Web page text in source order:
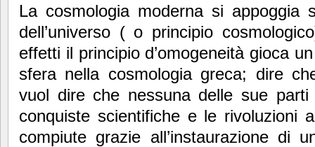
La cosmologia moderna si appoggia
dell’universo ( o principio
effetti il principio d’omogeneità gioca
sfera nella cosmologia greca; dire
vuol dire che nessuna delle sue
conquiste scientifiche e le rivoluzioni
compiute grazie all’instaurazione di